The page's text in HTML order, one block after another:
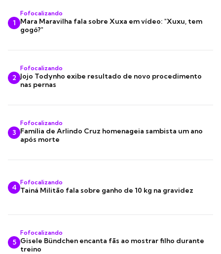
1
Fofocalizando
Mara Maravilha fala sobre Xuxa em vídeo: "Xuxu, tem
gogó?"
2
Fofocalizando
Jojo Todynho exibe resultado de novo procedimento
nas pernas
3
Fofocalizando
Família de Arlindo Cruz homenageia sambista um ano
após morte
4
Fofocalizando
Tainá Militão fala sobre ganho de 10 kg na gravidez
5
Fofocalizando
Gisele Bündchen encanta fãs ao mostrar filho durante
treino